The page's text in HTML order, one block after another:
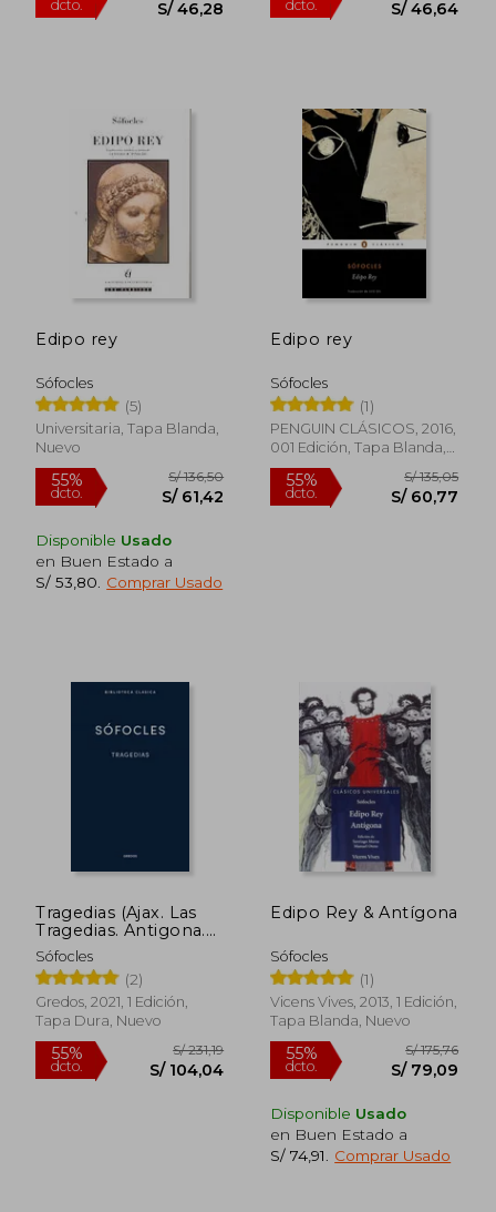
40%
dcto.
S/ 77,13 40%
dcto. S/
Edipo rey
Sófocles
(5)
Universitaria, Tapa Blanda,
Nuevo
55%
dcto.
Disponible Usado
en Buen Estado a
S/ 53,80
Comprar Usado
Edipo rey
Sófocles
(1)
PENGUIN CLÁSICOS, 2016,
001 Edición, Tapa Blanda,
Nuevo
55%
dcto. S/
Tragedias (Ajax. Las
Tragedias. Antigona.
Edipo Rey)
Sófocles
(2)
Gredos, 2021, 1 Edición,
Tapa Dura, Nuevo
Edipo Rey & Antígona
Sófocles
(1)
Vicens Vives, 2013, 1 Edición,
Tapa Blanda, Nuevo
Disponible Usado
en Buen Estado a
S/ 74,91
Comprar Usado